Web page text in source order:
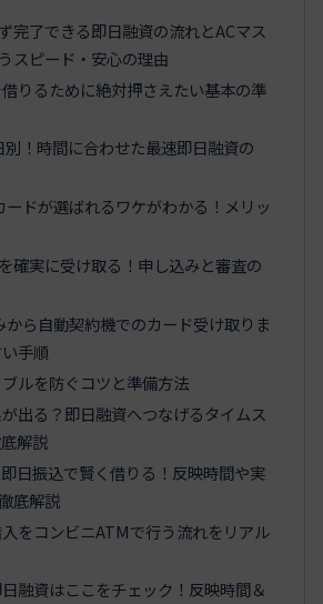
完了できる即日融資の流れとACマス
スピード・安心の理由
りるために絶対押さえたい基本の準
別！時間に合わせた最速即日融資の
ードが選ばれるワケがわかる！メリッ
確実に受け取る！申し込みと審査の
ら自動契約機でのカード受け取りま
手順
ルを防ぐコツと準備方法
出る？即日融資へつなげるタイムス
解説
日振込で賢く借りる！反映時間や実
底解説
をコンビニATMで行う流れをリアル
融資はここをチェック！反映時間＆